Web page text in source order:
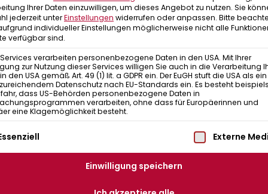
Stefan Fürst
Klettern, Bouldern
Im Team seit 2013
Ihrer Daten einzuwilligen, um dieses Angebot zu nutzen. Sie
jederzeit unterEinstellungen widerrufen oder anpassen. Bitte
individueller Einstellungen möglicherweise nicht alle
verfügbar sind.
verarbeiten personenbezogene Daten in den USA. Mit Ihrer
zur Nutzung dieser Services willigen Sie auch in die Verarbeitung
den USA gemäß Art. 49 (1) lit. a GDPR ein. Der EuGH stuft die USA als
Datenschutz nach EU-Standards ein. Es besteht
dass US-Behörden personenbezogene Daten in
verarbeiten, ohne dass für Europäerinnen und
eine Klagemöglichkeit besteht.
eine Liste der Service-Gruppen, für die eine Einwilligung
Externe
Einwilligung speichern